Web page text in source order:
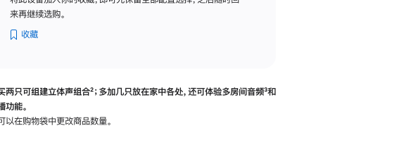
来再继续选购。
收藏
两只可组建立体声组合脚
²；多加几只放在家中各处，还可体验多‍房‍间音频脚
³和
功能。
以在购物袋中更改商品数量。